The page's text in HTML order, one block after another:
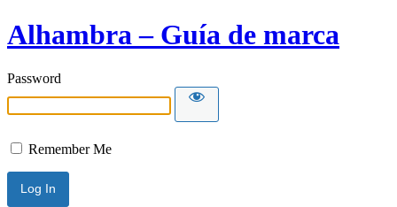
Alhambra – Guía de marca
Password
Remember Me